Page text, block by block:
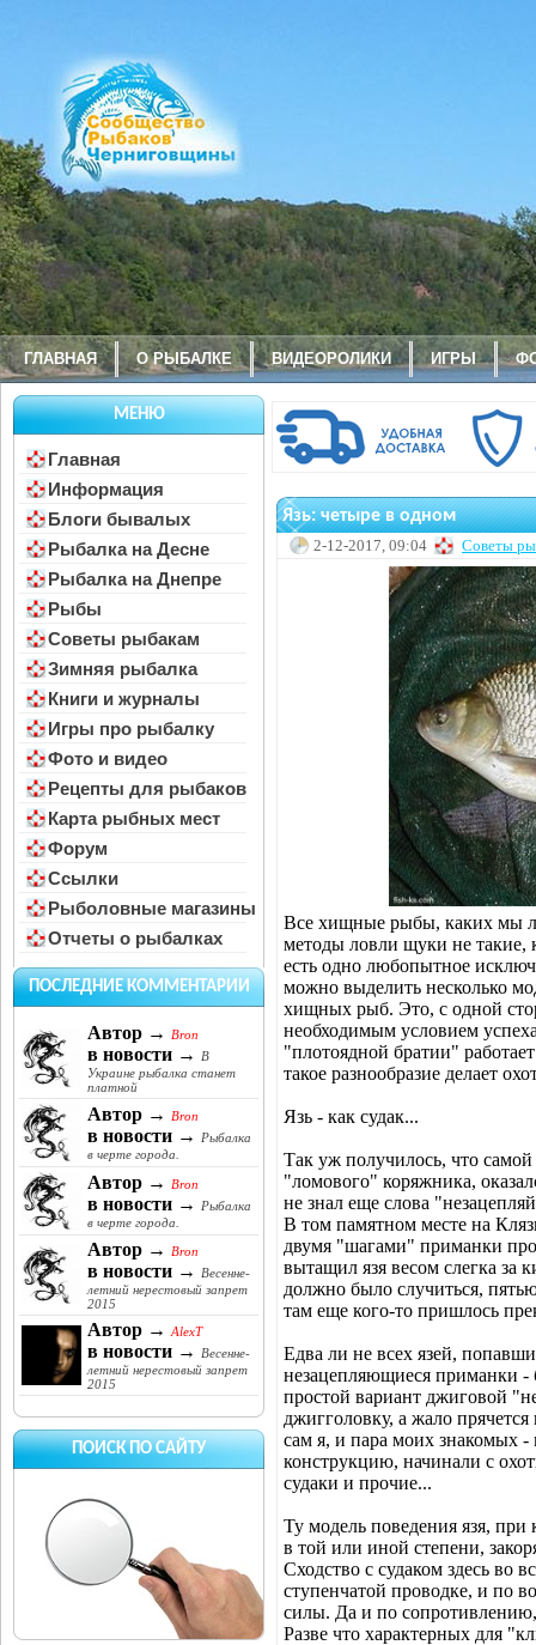
ГЛАВНАЯ О РЫБАЛКЕ ВИДЕОРОЛИКИ ИГРЫ
МЕНЮ
Главная
Информация
Блоги бывалых
Рыбалка на Десне
Рыбалка на Днепре
Рыбы
Советы рыбакам
Зимняя рыбалка
Книги и журналы
Игры про рыбалку
Фото и видео
Рецепты для рыбаков
Карта рыбных мест
Форум
Ссылки
Рыболовные магазины
Отчеты о рыбалках
ПОСЛЕДНИЕ КОММЕНТАРИИ
Автор → Bron
в новости →
В
Украине рыбалка станет
платной
Автор → Bron
в новости →
Рыбалка
в черте города.
Автор → Bron
в новости →
Рыбалка
в черте города.
Автор → Bron
в новости →
Весенне-
летний нерестовый запрет
2015
Автор → AlexT
в новости →
Весенне-
летний нерестовый запрет
2015
ПОИСК ПО САЙТУ
Язь: четыре в одном
2-12-2017, 09:04 Советы
Все хищные рыбы, каких мы
методы ловли щуки не такие,
есть одно любопытное
можно выделить несколько
хищных рыб. Это, с одной
необходимым условием
"плотоядной братии"
такое разнообразие делает
Язь - как судак...
Так уж получилось, что
"ломового" коряжника,
не знал еще слова
В том памятном месте на
двумя "шагами" приманки
вытащил язя весом слегка за
должно было случиться,
там еще кого-то пришлось
Едва ли не всех язей,
незацепляющиеся приманки -
простой вариант джиговой
джигголовку, а жало
сам я, и пара моих знакомых -
конструкцию, начинали с
судаки и прочие...
Ту модель поведения язя,
в той или иной степени,
Сходство с судаком здесь во
ступенчатой проводке, и по
силы. Да и по сопротивлению,
Разве что характерных для